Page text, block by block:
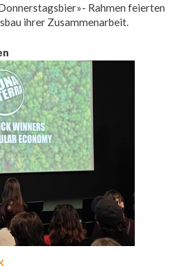
Rahmen feierten
ihrer Zusammenarbeit.